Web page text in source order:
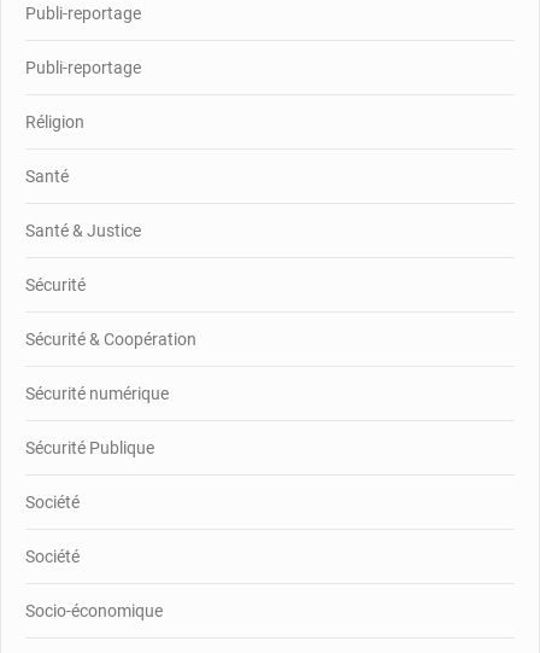
Publi-reportage
Publi-reportage
Réligion
Santé
Santé & Justice
Sécurité
Sécurité & Coopération
Sécurité numérique
Sécurité Publique
Société
Société
Socio-économique